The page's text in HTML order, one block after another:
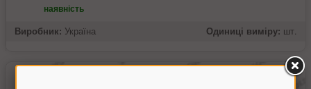
наявність
Виробник: Україна Одиниці виміру: шт.